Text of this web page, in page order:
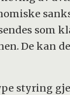
som
De kan
styring